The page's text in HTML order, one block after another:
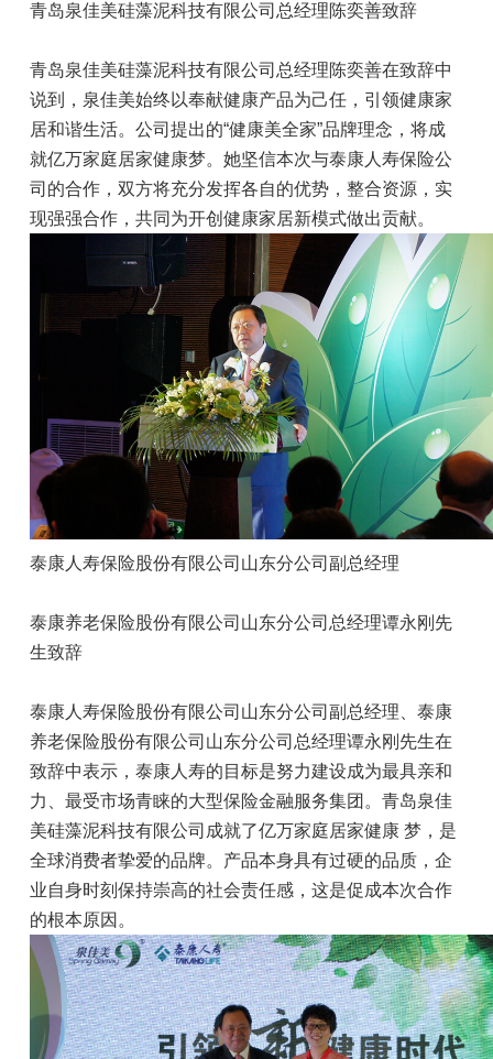
青岛泉佳美硅藻泥科技有限公司总经理陈奕善致辞
青岛泉佳美硅藻泥科技有限公司总经理陈奕善在致辞中
说到，泉佳美始终以奉献健康产品为己任，引领健康家
居和谐生活。公司提出的“健康美全家”品牌理念，将成
就亿万家庭居家健康梦。她坚信本次与泰康人寿保险公
司的合作，双方将充分发挥各自的优势，整合资源，实
现强强合作，共同为开创健康家居新模式做出贡献。
泰康人寿保险股份有限公司山东分公司副总经理
泰康养老保险股份有限公司山东分公司总经理谭永刚先
生致辞
泰康人寿保险股份有限公司山东分公司副总经理、泰康
养老保险股份有限公司山东分公司总经理谭永刚先生在
致辞中表示，泰康人寿的目标是努力建设成为最具亲和
力、最受市场青睐的大型保险金融服务集团。青岛泉佳
美硅藻泥科技有限公司成就了亿万家庭居家健康 梦，是
全球消费者挚爱的品牌。产品本身具有过硬的品质，企
业自身时刻保持崇高的社会责任感，这是促成本次合作
的根本原因。